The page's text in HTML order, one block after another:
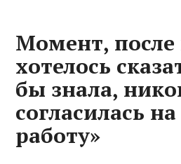
Момент, после
хотелось
бы знала,
согласилась
работу»